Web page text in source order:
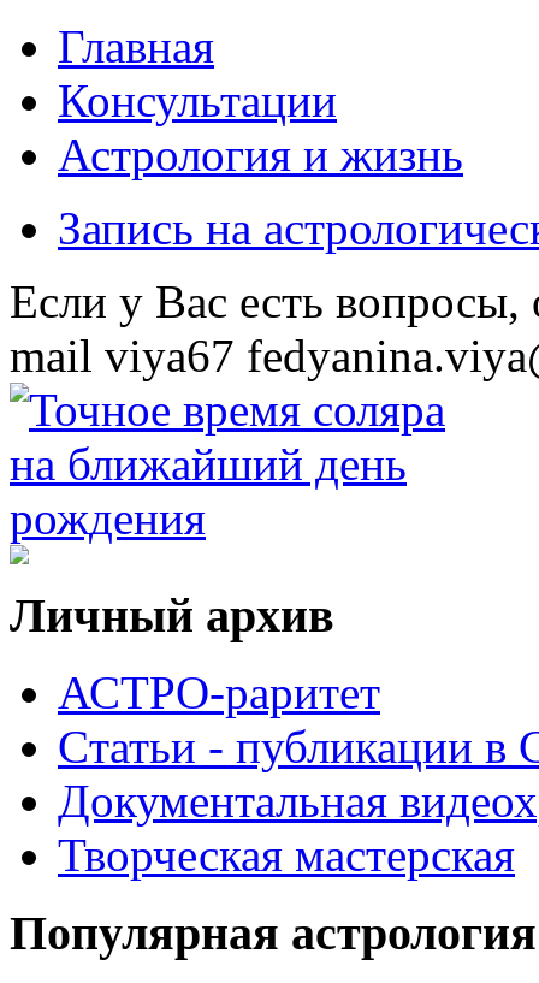
Главная
Консультации
Астрология и жизнь
Запись на
Eсли у Вас есть
mail viya67
Личный архив
АСТРО-раритет
Cтатьи - публикации
Документальная
Творческая мастерская
Популярная астрология